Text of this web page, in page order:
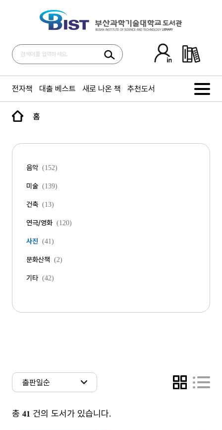
전자책 대출 베스트 새로 나온 책 추천도서
홈
음악 (152)
미술 (139)
건축 (13)
연극/영화 (120)
사진 (41)
문화산책 (2)
기타 (42)
총 41 건의 도서가 있습니다.